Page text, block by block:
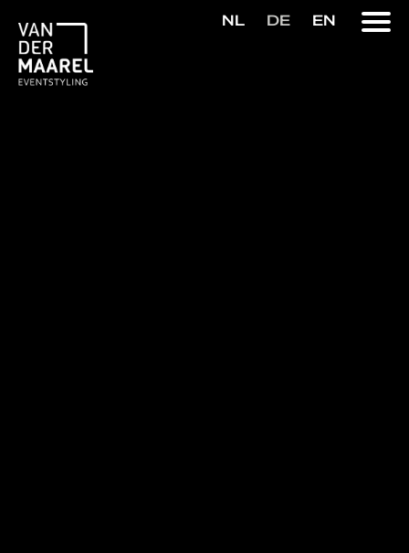
NL DE EN